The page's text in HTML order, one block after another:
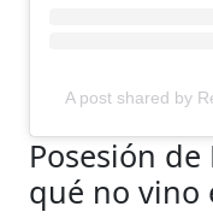
A post shared by
Posesión
qué no vino